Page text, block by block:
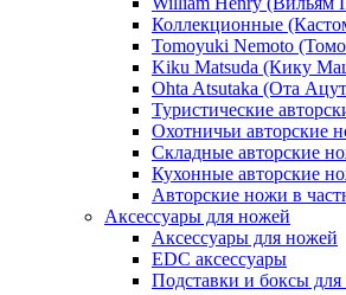
Коллекционные
Tomoyuki Nemoto
Kiku Matsuda (Кику
Ohta Atsutaka (Ота
Туристические
Охотничьи авторские
Складные авторские
Кухонные авторские
Авторские ножи в
Аксессуары для ножей
Аксессуары для ножей
EDC аксессуары
Подставки и боксы